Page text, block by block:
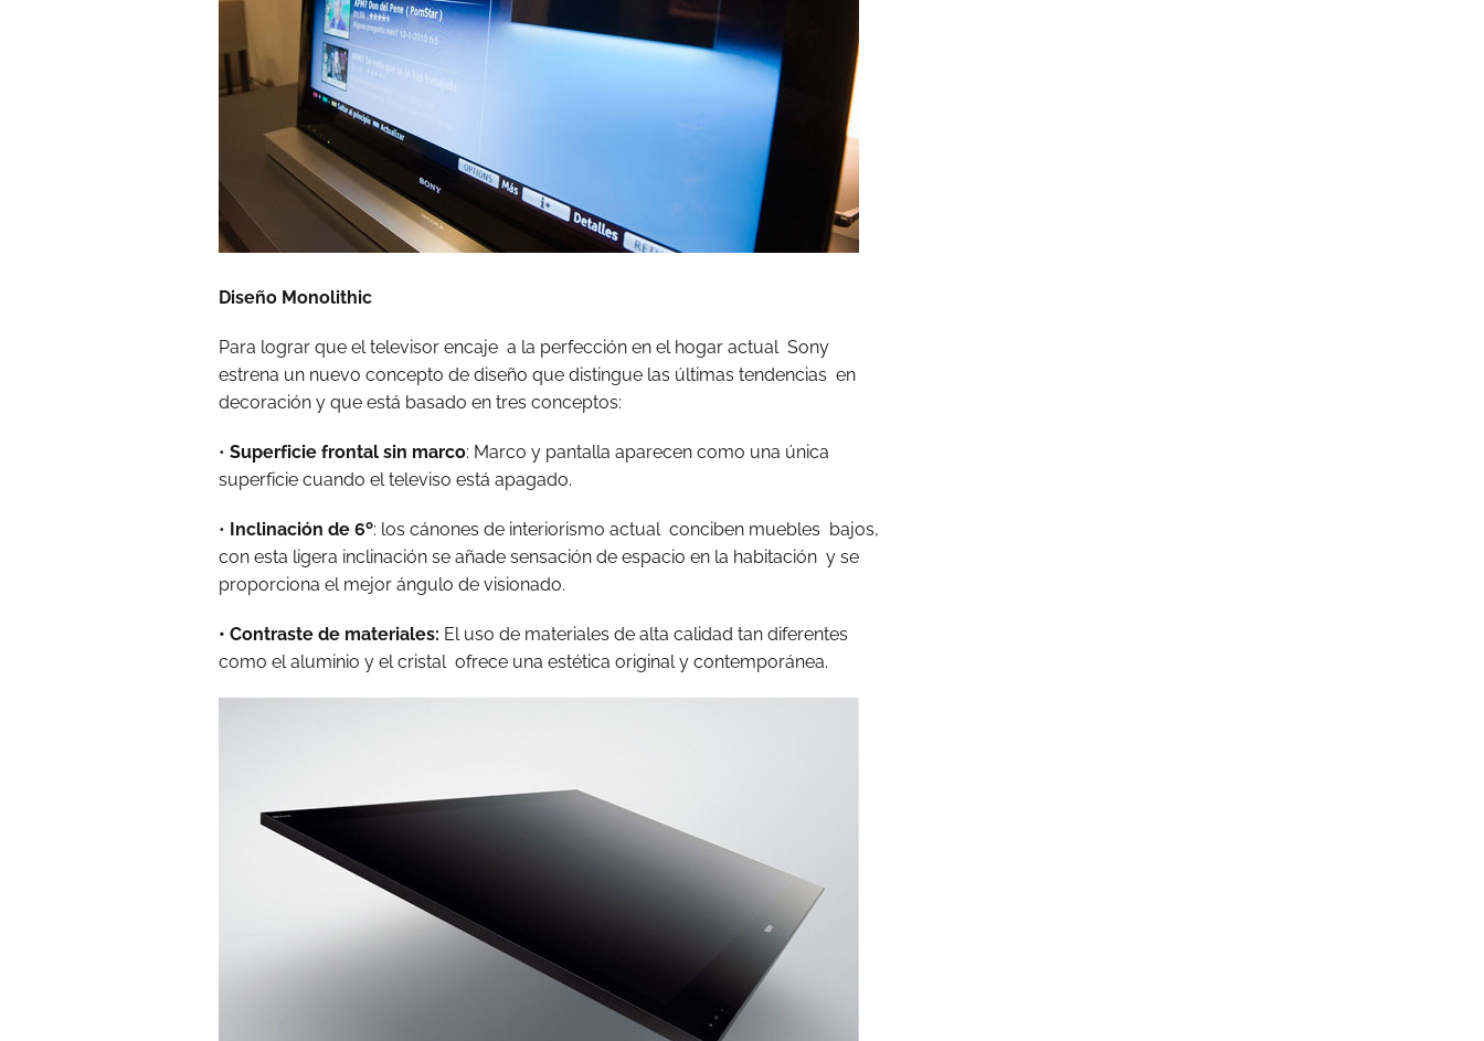
Diseño Monolithic
Para lograr que el televisor encaje a la perfección en el hogar actual Sony
estrena un nuevo concepto de diseño que distingue las últimas tendencias en
decoración y que está basado en tres conceptos:
• Superficie frontal sin marco: Marco y pantalla aparecen como una única
superficie cuando el televiso está apagado.
• Inclinación de 6º: los cánones de interiorismo actual conciben muebles bajos,
con esta ligera inclinación se añade sensación de espacio en la habitación y se
proporciona el mejor ángulo de visionado.
• Contraste de materiales: El uso de materiales de alta calidad tan diferentes
como el aluminio y el cristal ofrece una estética original y contemporánea.